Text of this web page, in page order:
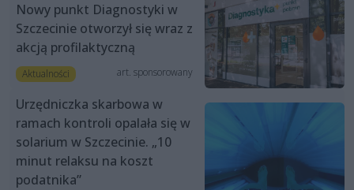
Nowy punkt Diagnostyki w
Szczecinie otworzył się wraz z
akcją profilaktyczną
Aktualności art. sponsorowany
Urzędniczka skarbowa w
ramach kontroli opalała się w
solarium w Szczecinie. „10
minut relaksu na koszt
podatnika”